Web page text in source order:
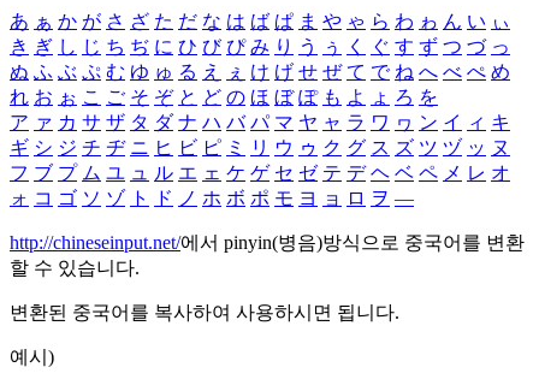
あ ぁ か が さ ざ た だ な は ば ぱ ま や ゃ ら わ ゎ ん い ぃ
き ぎ し じ ち ぢ に ひ び ぴ み り う ぅ く ぐ す ず つ づ っ
ぬ ふ ぶ ぷ む ゆ ゅ る え ぇ け げ せ ぜ て で ね へ べ ぺ め
れ お ぉ こ ご そ ぞ と ど の ほ ぼ ぽ も よ ょ ろ を
ア ァ カ サ ザ タ ダ ナ ハ バ パ マ ヤ ャ ラ ワ ヮ ン イ ィ キ
ギ シ ジ チ ヂ ニ ヒ ビ ピ ミ リ ウ ゥ ク グ ス ズ ツ ヅ ッ ヌ
フ ブ プ ム ユ ュ ル エ ェ ケ ゲ セ ゼ テ デ ヘ ベ ペ メ レ オ
ォ コ ゴ ソ ゾ ト ド ノ ホ ボ ポ モ ヨ ョ ロ ヲ ―
http://chineseinput.net/에서 pinyin(병음)방식으로 중국어를 변환
할 수 있습니다.
변환된 중국어를 복사하여 사용하시면 됩니다.
예시)